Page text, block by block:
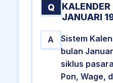
Q
JANUARI
A
Sistem
bulan
siklus
Pon, Wage,